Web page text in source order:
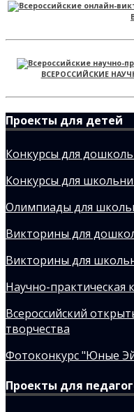
ВСЕРОССИЙСКИЕ
Проекты для детей
Конкурсы для
Конкурсы для
Олимпиады для
Викторины для
Викторины для
Научно-практическая
Всероссийский
творчества
Фотоконкурс "Юные
Проекты для